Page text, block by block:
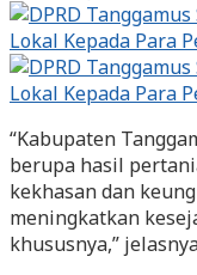
“Kabupaten
berupa hasil
kekhasan dan
meningkatkan
khususnya,”